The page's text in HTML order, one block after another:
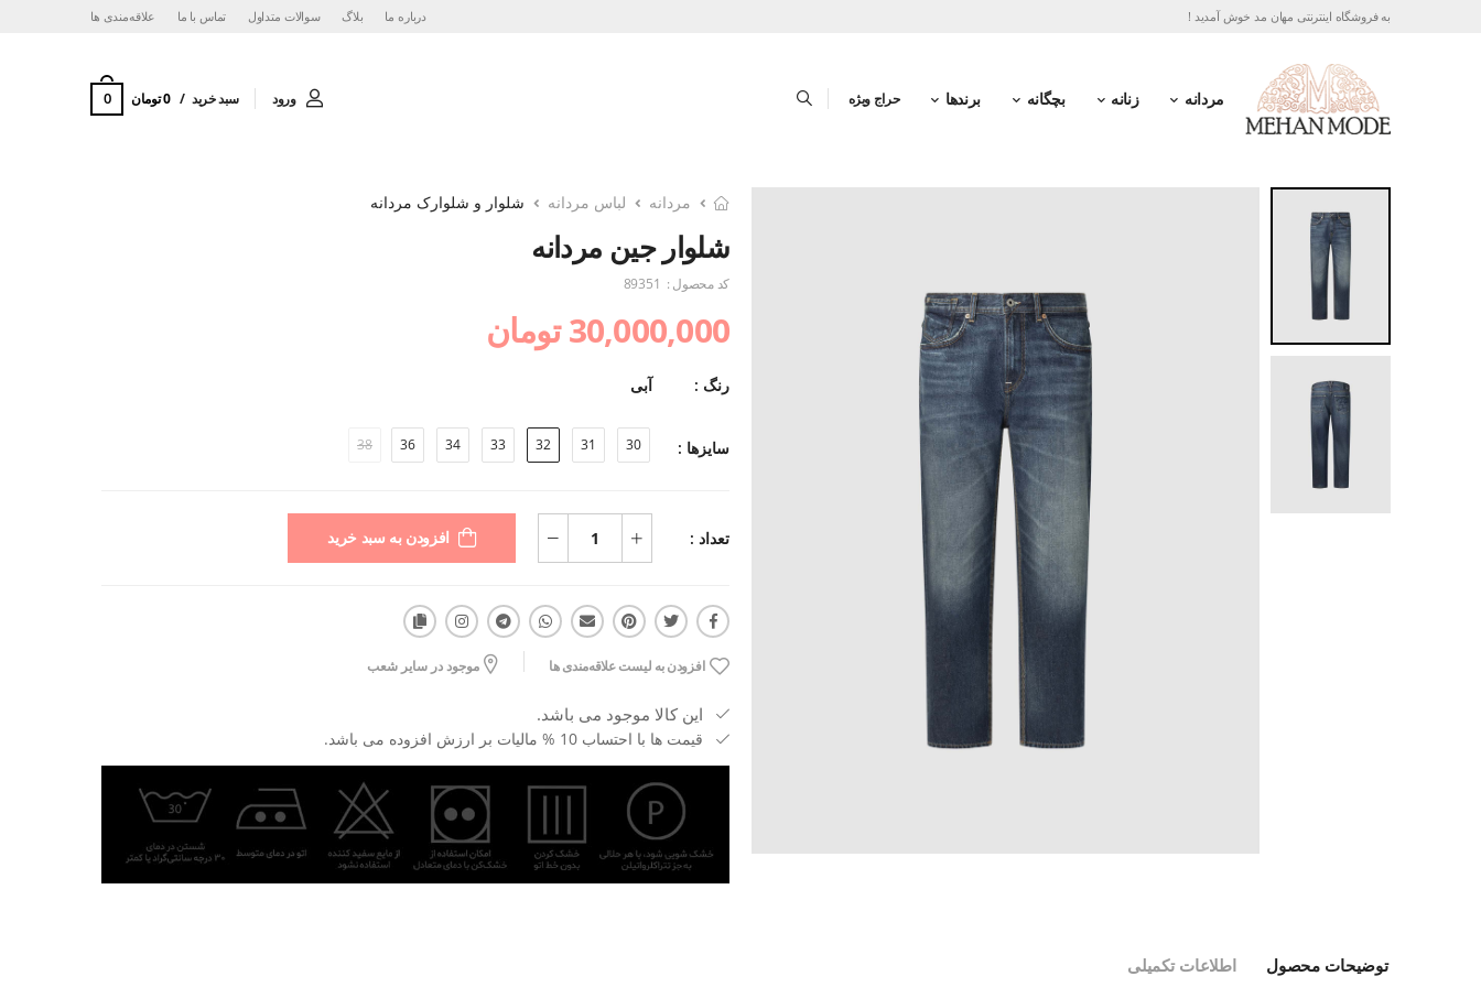
به فروشگاه اینترنتی مهان مد خوش آمدید ! درباره ما بلاگ سوالات متداول تماس با ما ‌علاقه‌مندی ها
مردانه زنانه بچگانه برندها حراج ویژه ورود سبد خرید 0 تومان 0
مردانه لباس مردانه شلوار و شلوارک مردانه
شلوار جین مردانه
کد محصول : 89351
30,000,000 تومان
رنگ : آبی
سایزها : 30
31
32
33
34
36
38
تعداد : افزودن به سبد خرید
افزودن به لیست علاقه‌مندی ها موجود در سایر شعب
این کالا موجود می باشد.
قیمت ها با احتساب 10 % مالیات بر ارزش افزوده می باشد.
توضیحات محصول اطلاعات تکمیلی